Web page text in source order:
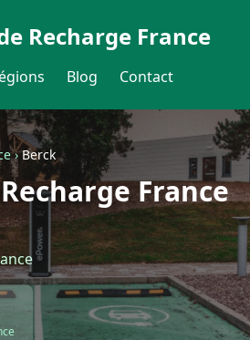
Recharge France
Blog Contact
›Berck
France